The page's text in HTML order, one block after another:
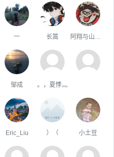
一 长篙
邹成 。，夏悸灬
Eric_Liu ）（ 小土豆